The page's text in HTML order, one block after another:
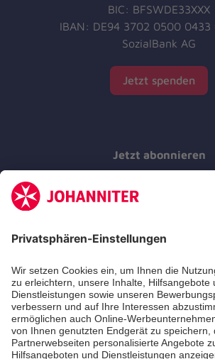
BIC: BFSWDE33XXX
IBAN: DE94 3702 0500
SozialBank AG
Jetzt spenden
Jetzt abonnieren
Abständen über unsere
Jetzt abonnieren
Zertifizierung der Johanniter-